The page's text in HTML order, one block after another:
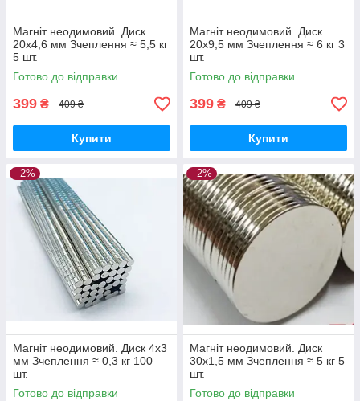
Магніт неодимовий. Диск
20x4,6 мм Зчеплення ≈ 5,5 кг
5 шт.
Готово до відправки
399 ₴ 409 ₴
Купити
Магніт неодимовий. Диск
20x9,5 мм Зчеплення ≈ 6 кг 3
шт.
Готово до відправки
399 ₴ 409 ₴
Купити
–2%
Магніт неодимовий. Диск 4x3
мм Зчеплення ≈ 0,3 кг 100
шт.
Готово до відправки
–2%
Магніт неодимовий. Диск
30x1,5 мм Зчеплення ≈ 5 кг 5
шт.
Готово до відправки